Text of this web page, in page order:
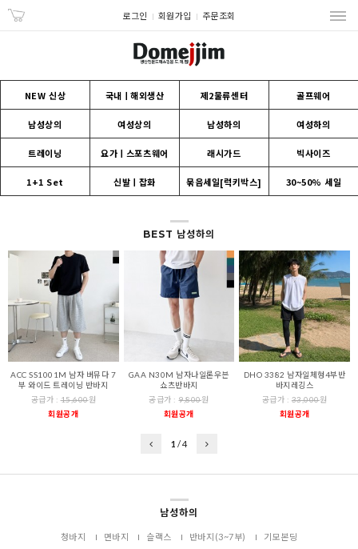
로그인 회원가입 주문조회
NEW 신상 국내ㅣ해외생산 제2물류센터 골프웨어
남성상의 여성상의 남성하의 여성하의
트레이닝 요가ㅣ스포츠웨어 래시가드 빅사이즈
1+1 Set 신발ㅣ잡화 묶음세일[럭키박스] 30~50% 세일
BEST 남성하의
ACC SS1001M 남자 버뮤다 7
부 와이드 트레이닝 반바지
공급가 :15,600원
회원공개
GAA N30M 남자나일론우븐
쇼츠반바지
공급가 :9,800원
회원공개
DHO 3382 남자일체형4부반
바지레깅스
공급가 : 33,000원
회원공개
1 /4
남성하의
청바지 면바지 슬랙스 반바지(3~7부) 기모본딩